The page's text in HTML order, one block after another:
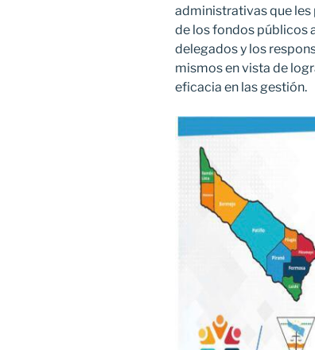
administrativas que
de los fondos públicos
delegados y los
mismos en vista de
eficacia en las gestión.